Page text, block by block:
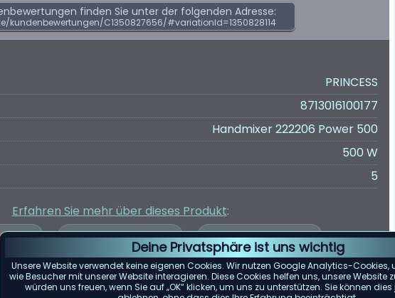
Deine Privatsphäre ist uns wichtig
Unsere Website verwendet keine eigenen Cookies. Wir nutzen Google Analytics-Cookies,
wie Besucher mit unserer Website interagieren. Diese Cookies helfen uns, unsere Website
würden uns freuen, wenn Sie auf „OK“ klicken, um uns zu unterstützen. Sie können
finden Sie unter der folgenden Adresse:
kundenbewertungen/C1350827656/#variationId=1350828114
PRINCESS
8713016100177
Handmixer 222206 Power 500
500 W
5
Erfahren Sie mehr über dieses Produkt: